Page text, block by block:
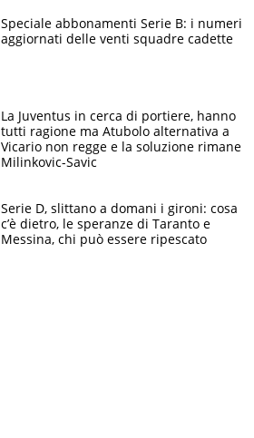
Speciale abbonamenti Serie B: i numeri
aggiornati delle venti squadre cadette
La Juventus in cerca di portiere, hanno
tutti ragione ma Atubolo alternativa a
Vicario non regge e la soluzione rimane
Milinkovic-Savic
Serie D, slittano a domani i gironi: cosa
c’è dietro, le speranze di Taranto e
Messina, chi può essere ripescato